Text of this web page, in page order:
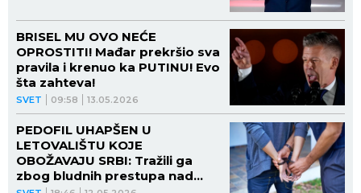
SVET 09:58 13.05.2026
BRISEL MU OVO NEĆE
OPROSTITI! Mađar prekršio sva
pravila i krenuo ka PUTINU! Evo
šta zahteva!
PEDOFIL UHAPŠEN U
LETOVALIŠTU KOJE
OBOŽAVAJU SRBI: Tražili ga
zbog bludnih prestupa nad